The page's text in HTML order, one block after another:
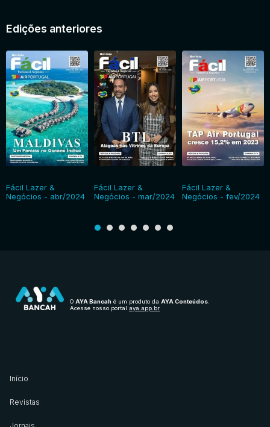
Edições anteriores
Fácil Lazer &
Negócios - abr/2024
Fácil Lazer &
Negócios - mar/2024
Fácil Lazer &
Negócios - fev/2024
O AYA Bancah é um produto da AYA Conteúdos.
Acesse nosso portal aya.app.br
Início
Revistas